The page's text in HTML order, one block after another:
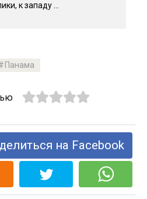
к западу ...
Панама
на Facebook